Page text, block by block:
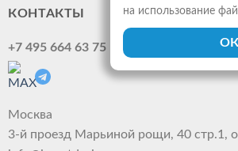
КОНТАКТЫ
+7 495 664 63 75
Москва
3-й проезд Марьиной рощи, 40 стр.1,
на использование